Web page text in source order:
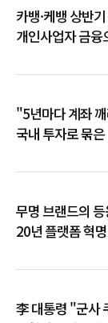
카뱅·케뱅 상반
개인사업자 금융
"5년마다 계좌
국내 투자로 묶
무명 브랜드의
20년 플랫폼 혁명
李 대통령 "군사